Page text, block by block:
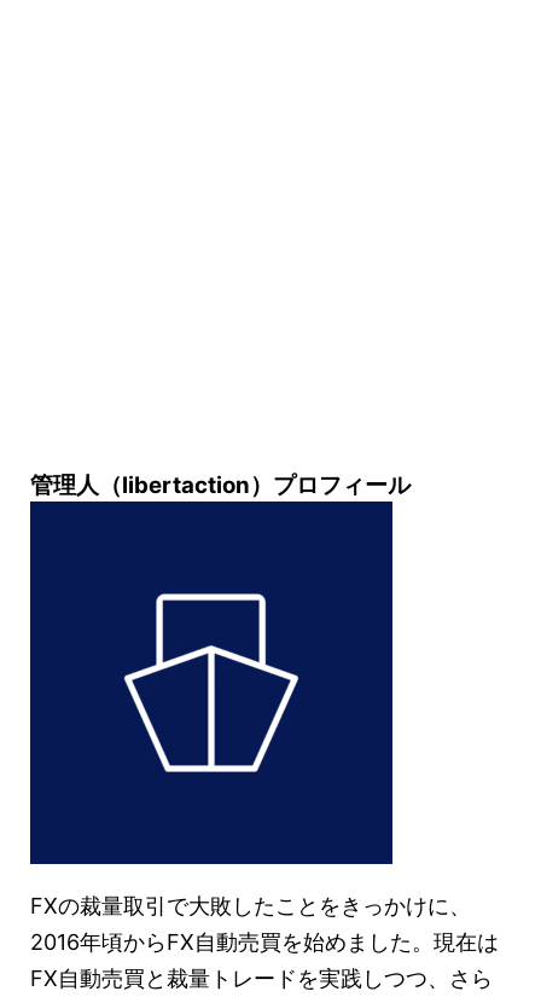
管理人（libertaction）プロフィール
FXの裁量取引で大敗したことをきっかけに、
2016年頃からFX自動売買を始めました。現在は
FX自動売買と裁量トレードを実践しつつ、さら